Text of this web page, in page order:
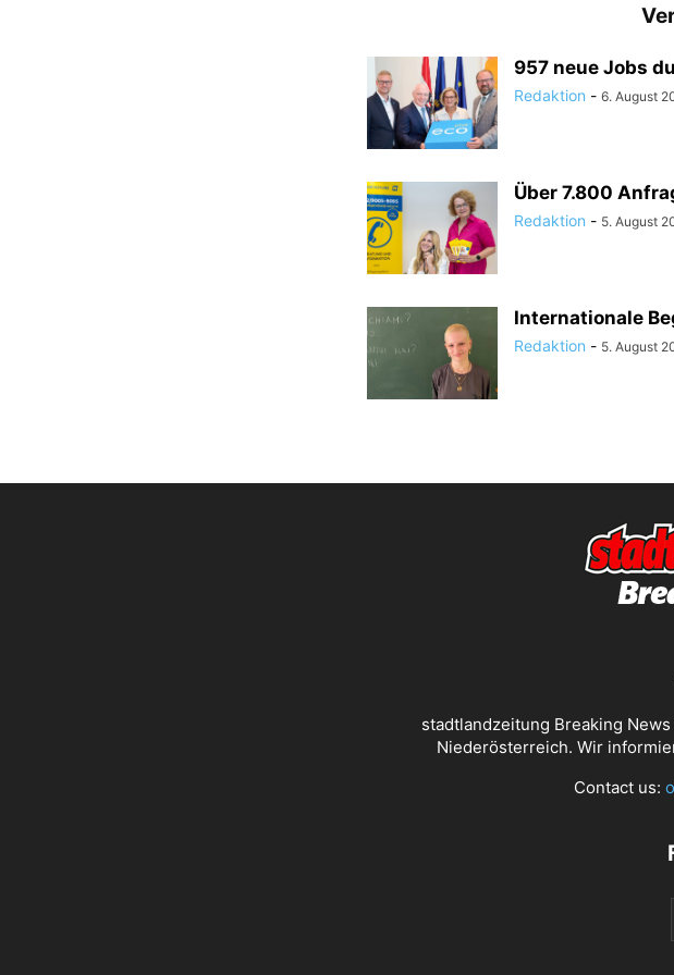
957 neue Jobs
Redaktion - 6. August
Über 7.800
Redaktion - 5. August
Internationale
Redaktion - 5. August
stadtlandzeitung Breaking
Niederösterreich. Wir
Contact us: